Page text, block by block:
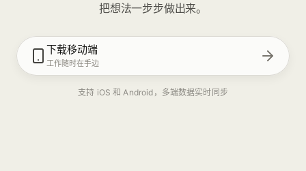
把想法一步步做出来。
下载移动端
工作随时在手边
支持 iOS 和 Android，多端数据实时同步